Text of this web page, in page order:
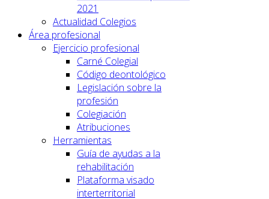
2021
Actualidad Colegios
Área profesional
Ejercicio profesional
Carné Colegial
Código deontológico
Legislación sobre la
profesión
Colegiación
Atribuciones
Herramientas
Guía de ayudas a la
rehabilitación
Plataforma visado
interterritorial